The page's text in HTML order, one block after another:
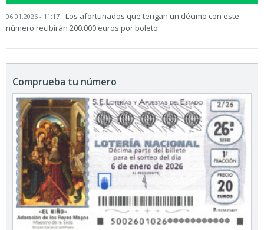
06.01.2026 - 11:17
Los afortunados que tengan un décimo con este
número recibirán 200.000 euros por boleto
Comprueba tu número